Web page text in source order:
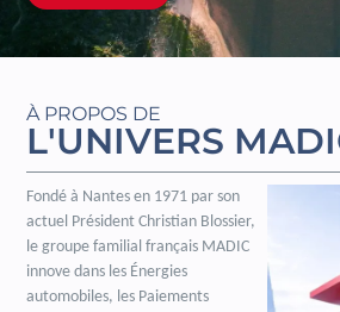
À PROPOS DE
L'UNIVERS
Fondé à Nantes en 1971 par son
actuel Président Christian Blossier,
le groupe familial français MADIC
innove dans les Énergies
automobiles, les Paiements